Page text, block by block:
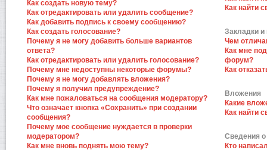
Как создать новую тему?
Как отредактировать или удалить сообщение?
Как добавить подпись к своему сообщению?
Как создать голосование?
Почему я не могу добавить больше вариантов
ответа?
Как отредактировать или удалить голосование?
Почему мне недоступны некоторые форумы?
Почему я не могу добавлять вложения?
Почему я получил предупреждение?
Как мне пожаловаться на сообщения модератору?
Что означает кнопка «Сохранить» при создании
сообщения?
Почему мое сообщение нуждается в проверки
модератором?
Как мне вновь поднять мою тему?
Как найти
Закладки и
Чем
Как мне
форум?
Как
Вложения
Какие
Как найти
Сведения о
Кто